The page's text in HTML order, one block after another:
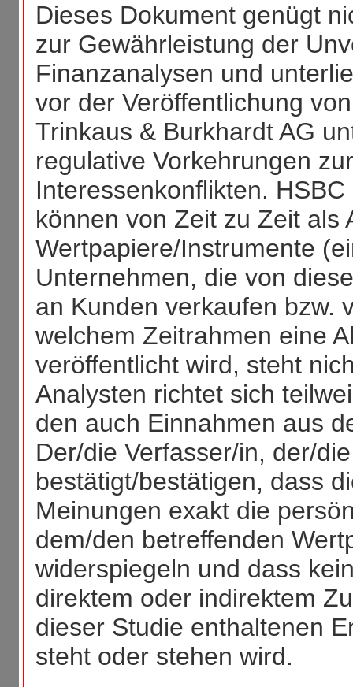
Dieses Dokument genügt
zur Gewährleistung der
Finanzanalysen und
vor der Veröffentlichung
Trinkaus & Burkhardt AG
regulative Vorkehrungen
Interessenkonflikten.
können von Zeit zu Zeit als
Wertpapiere/Instrumente
Unternehmen, die von
an Kunden verkaufen bzw.
welchem Zeitrahmen eine
veröffentlicht wird, steht
Analysten richtet sich
den auch Einnahmen aus
Der/die Verfasser/in, der/
bestätigt/bestätigen, dass
Meinungen exakt die
dem/den betreffenden
widerspiegeln und dass
direktem oder indirektem
dieser Studie enthaltenen
steht oder stehen wird.